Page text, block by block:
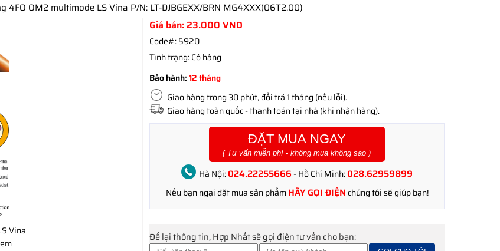
OM2 multimode LS Vina P/N: LT-DJBGEXX/BRN MG4XXX(06T2.00)
Vina
Giá bán: 23.000 VND
Code#:5920
Tình trạng:Có hàng
Bảo hành:12 tháng
Giao hàng trong 30 phút, đổi trả 1 tháng (nếu lỗi).
Giao hàng toàn quốc - thanh toán tại nhà (khi nhận hàng).
ĐẶT MUA NGAY
( Tư vấn miễn phí - không mua không sao )
Hà Nội:024.22255666 - Hồ Chí Minh:028.62959899
Nếu bạn ngại đặt mua sản phẩmHÃY GỌI ĐIỆN chúng tôi sẽ giúp bạn!
Để lại thông tin, Hợp Nhất sẽ gọi điện tư vấn cho bạn: